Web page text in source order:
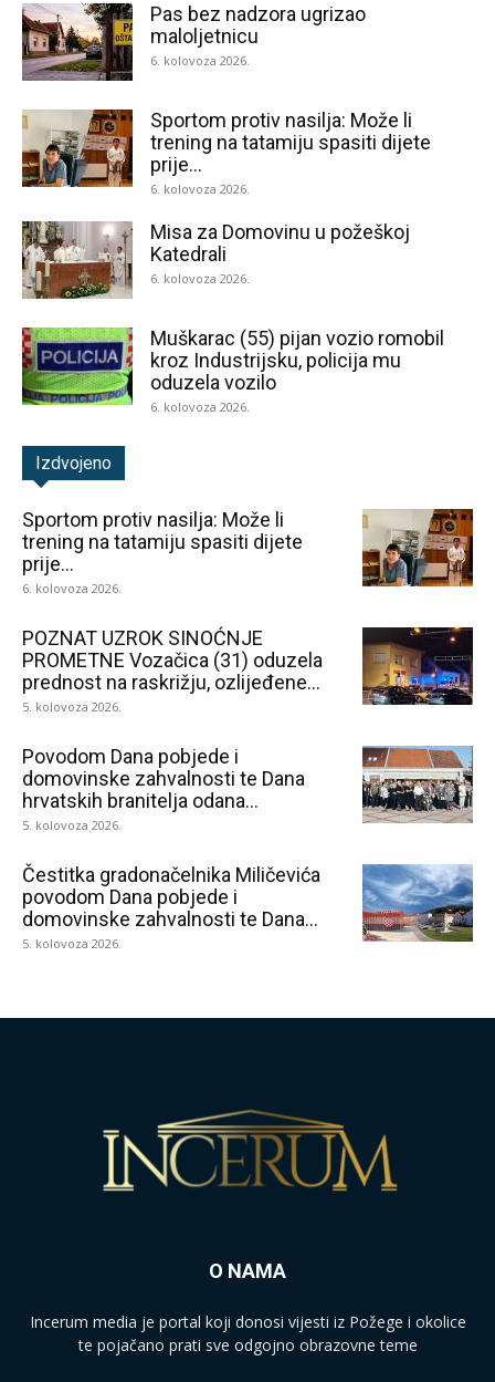
Pas bez nadzora ugrizao
maloljetnicu
6. kolovoza 2026.
Sportom protiv nasilja: Može li
trening na tatamiju spasiti dijete
prije...
6. kolovoza 2026.
Misa za Domovinu u požeškoj
Katedrali
6. kolovoza 2026.
Muškarac (55) pijan vozio romobil
kroz Industrijsku, policija mu
oduzela vozilo
6. kolovoza 2026.
Izdvojeno
Sportom protiv nasilja: Može li
trening na tatamiju spasiti dijete
prije...
6. kolovoza 2026.
POZNAT UZROK SINOĆNJE
PROMETNE Vozačica (31) oduzela
prednost na raskrižju, ozlijeđene...
5. kolovoza 2026.
Povodom Dana pobjede i
domovinske zahvalnosti te Dana
hrvatskih branitelja odana...
5. kolovoza 2026.
Čestitka gradonačelnika Miličevića
povodom Dana pobjede i
domovinske zahvalnosti te Dana...
5. kolovoza 2026.
O NAMA
Incerum media je portal koji donosi vijesti iz Požege i okolice
te pojačano prati sve odgojno obrazovne teme